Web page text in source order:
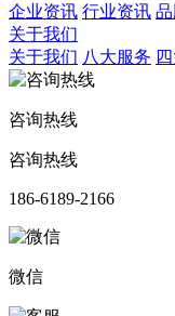
企业资讯 行业资讯
关于我们
关于我们 八大服务
咨询热线
咨询热线
186-6189-2166
微信